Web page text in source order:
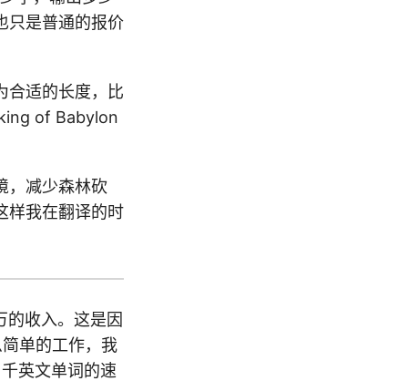
只是普通的报价
合适的长度，比
of Babylon
，减少森林砍
样我在翻译的时
收入。这是因
单的工作，我
英文单词的速